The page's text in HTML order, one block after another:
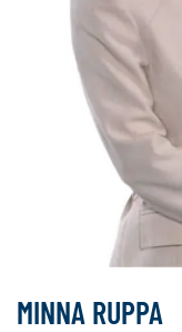
MINNA RUPPA